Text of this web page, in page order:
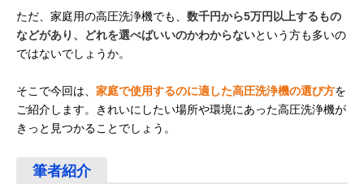
ただ、家庭用の高圧洗浄機でも、 数千円から5万円以上するもの
などがあり、どれを選べばいいのかわからないという方も多いの
ではないでしょうか。
そこで今回は、 家庭で使用するのに適した高圧洗浄機の選び方を
ご紹介します。きれいにしたい場所や環境にあった高圧洗浄機が
きっと見つかることでしょう。